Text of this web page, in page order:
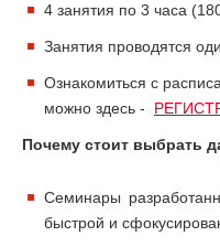
4 занятия по 3 часа
Занятия проводятся
Ознакомиться с
можно здесь -
Почему стоит выбрать
Семинары
быстрой и